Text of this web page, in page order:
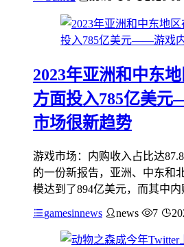
2023年亚洲和中东
方面投入785亿美
市场很新趋势
游戏市场：内购收入占比达
的一份新报告，亚洲、中东和
模达到了894亿美元，而其中
gamesinnews news 7